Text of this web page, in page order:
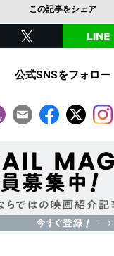
この記事をシェア
公式SNSをフォロー